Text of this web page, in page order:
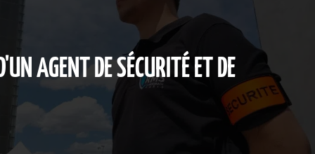
AGENT DE SÉCURITÉ ET DE